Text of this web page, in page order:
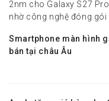
2nm cho Galaxy S27
nhờ công nghệ đóng gói
Smartphone màn hình
bán tại châu Âu